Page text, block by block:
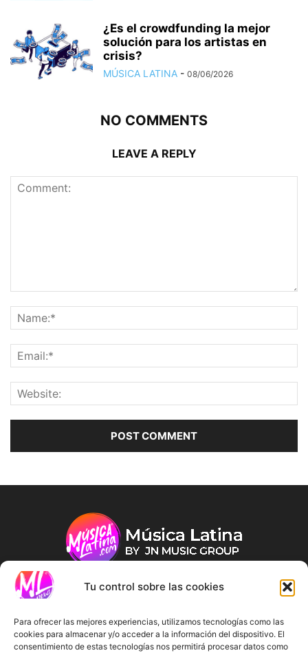
Tu control sobre las cookies
Para ofrecer las mejores experiencias, utilizamos tecnologías como las
cookies para almacenar y/o acceder a la información del dispositivo. El
consentimiento de estas tecnologías nos permitirá procesar datos como
¿Es el crowdfunding la mejor
solución para los artistas en
crisis?
MÚSICA LATINA - 08/06/2026
NO COMMENTS
LEAVE A REPLY
FOLLOW US